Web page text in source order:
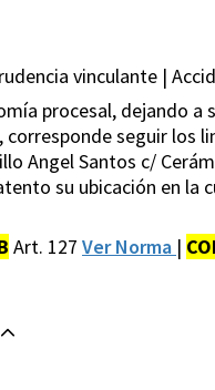
vinculante |
procesal, dejando
corresponde seguir los
Angel Santos c/
su ubicación en
Art. 127 Ver Norma |